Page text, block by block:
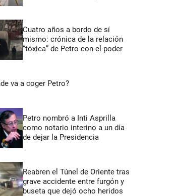
Cuatro años a bordo de sí
mismo: crónica de la relación
“tóxica” de Petro con el poder
va a coger Petro?
Petro nombró a Inti Asprilla
como notario interino a un día
de dejar la Presidencia
Reabren el Túnel de Oriente tras
grave accidente entre furgón y
buseta que dejó ocho heridos